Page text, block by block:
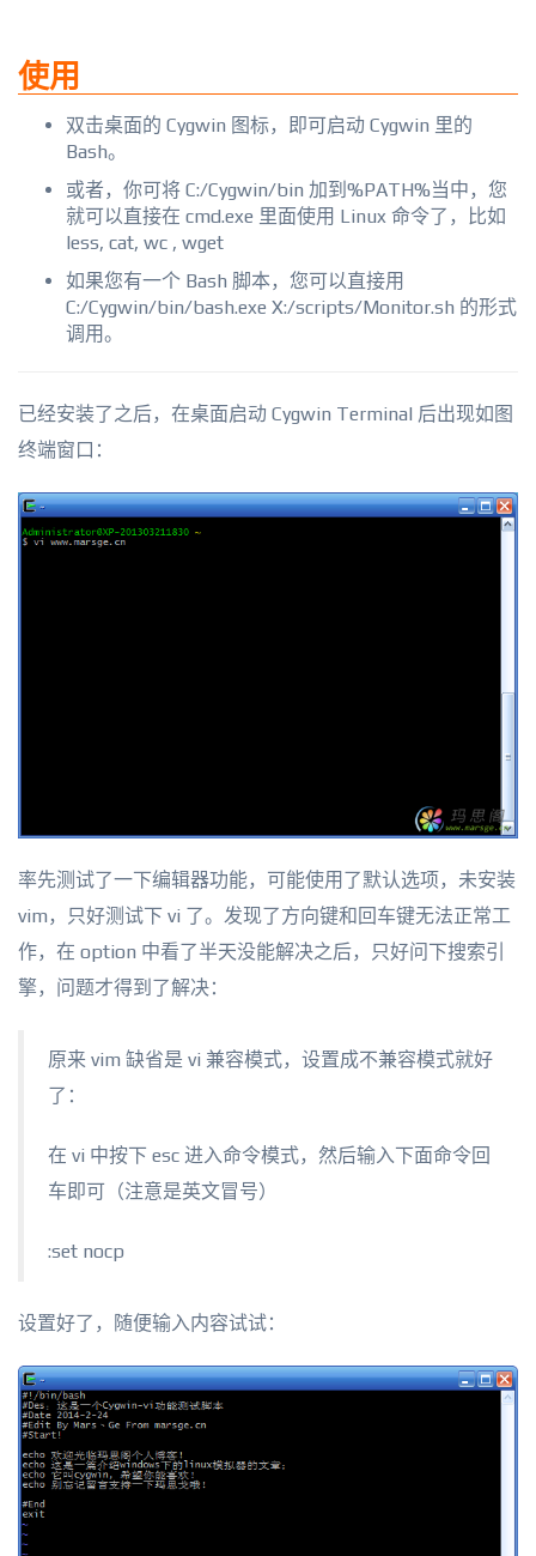
使用
双击桌面的 Cygwin 图标，即可启动 Cygwin 里的
Bash。
或者，你可将 C:/Cygwin/bin 加到%PATH%当中，您
就可以直接在 cmd.exe 里面使用 Linux 命令了，比如
less, cat, wc , wget
如果您有一个 Bash 脚本，您可以直接用
C:/Cygwin/bin/bash.exe X:/scripts/Monitor.sh 的形式
调用。
已经安装了之后，在桌面启动 Cygwin Terminal 后出现如图
终端窗口：
率先测试了一下编辑器功能，可能使用了默认选项，未安装
vim，只好测试下 vi 了。发现了方向键和回车键无法正常工
作，在 option 中看了半天没能解决之后，只好问下搜索引
擎，问题才得到了解决：
原来 vim 缺省是 vi 兼容模式，设置成不兼容模式就好
了：
在 vi 中按下 esc 进入命令模式，然后输入下面命令回
车即可（注意是英文冒号）
:set nocp
设置好了，随便输入内容试试：